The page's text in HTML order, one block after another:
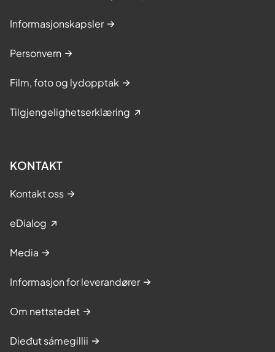
Informasjonskapsler
Personvern
Film, foto og lydopptak
Tilgjengelighetserklæring
KONTAKT
Kontakt oss
eDialog
Media
Informasjon for leverandører
Om nettstedet
Dieđut sámegillii